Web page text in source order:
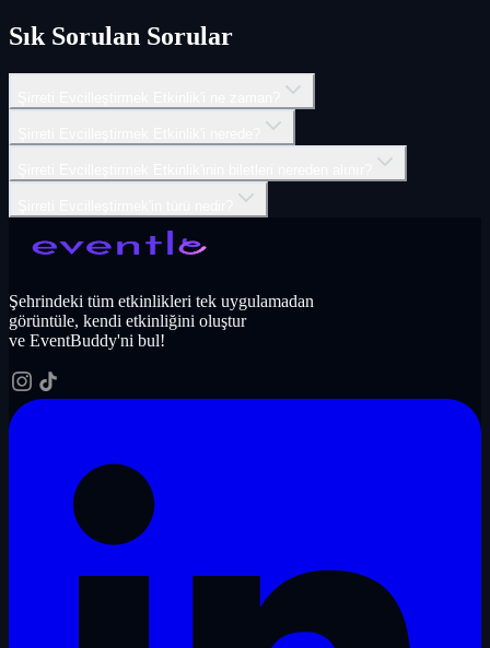
Sık Sorulan Sorular
Şehrindeki tüm etkinlikleri tek uygulamadan
görüntüle, kendi etkinliğini oluştur
ve EventBuddy'ni bul!